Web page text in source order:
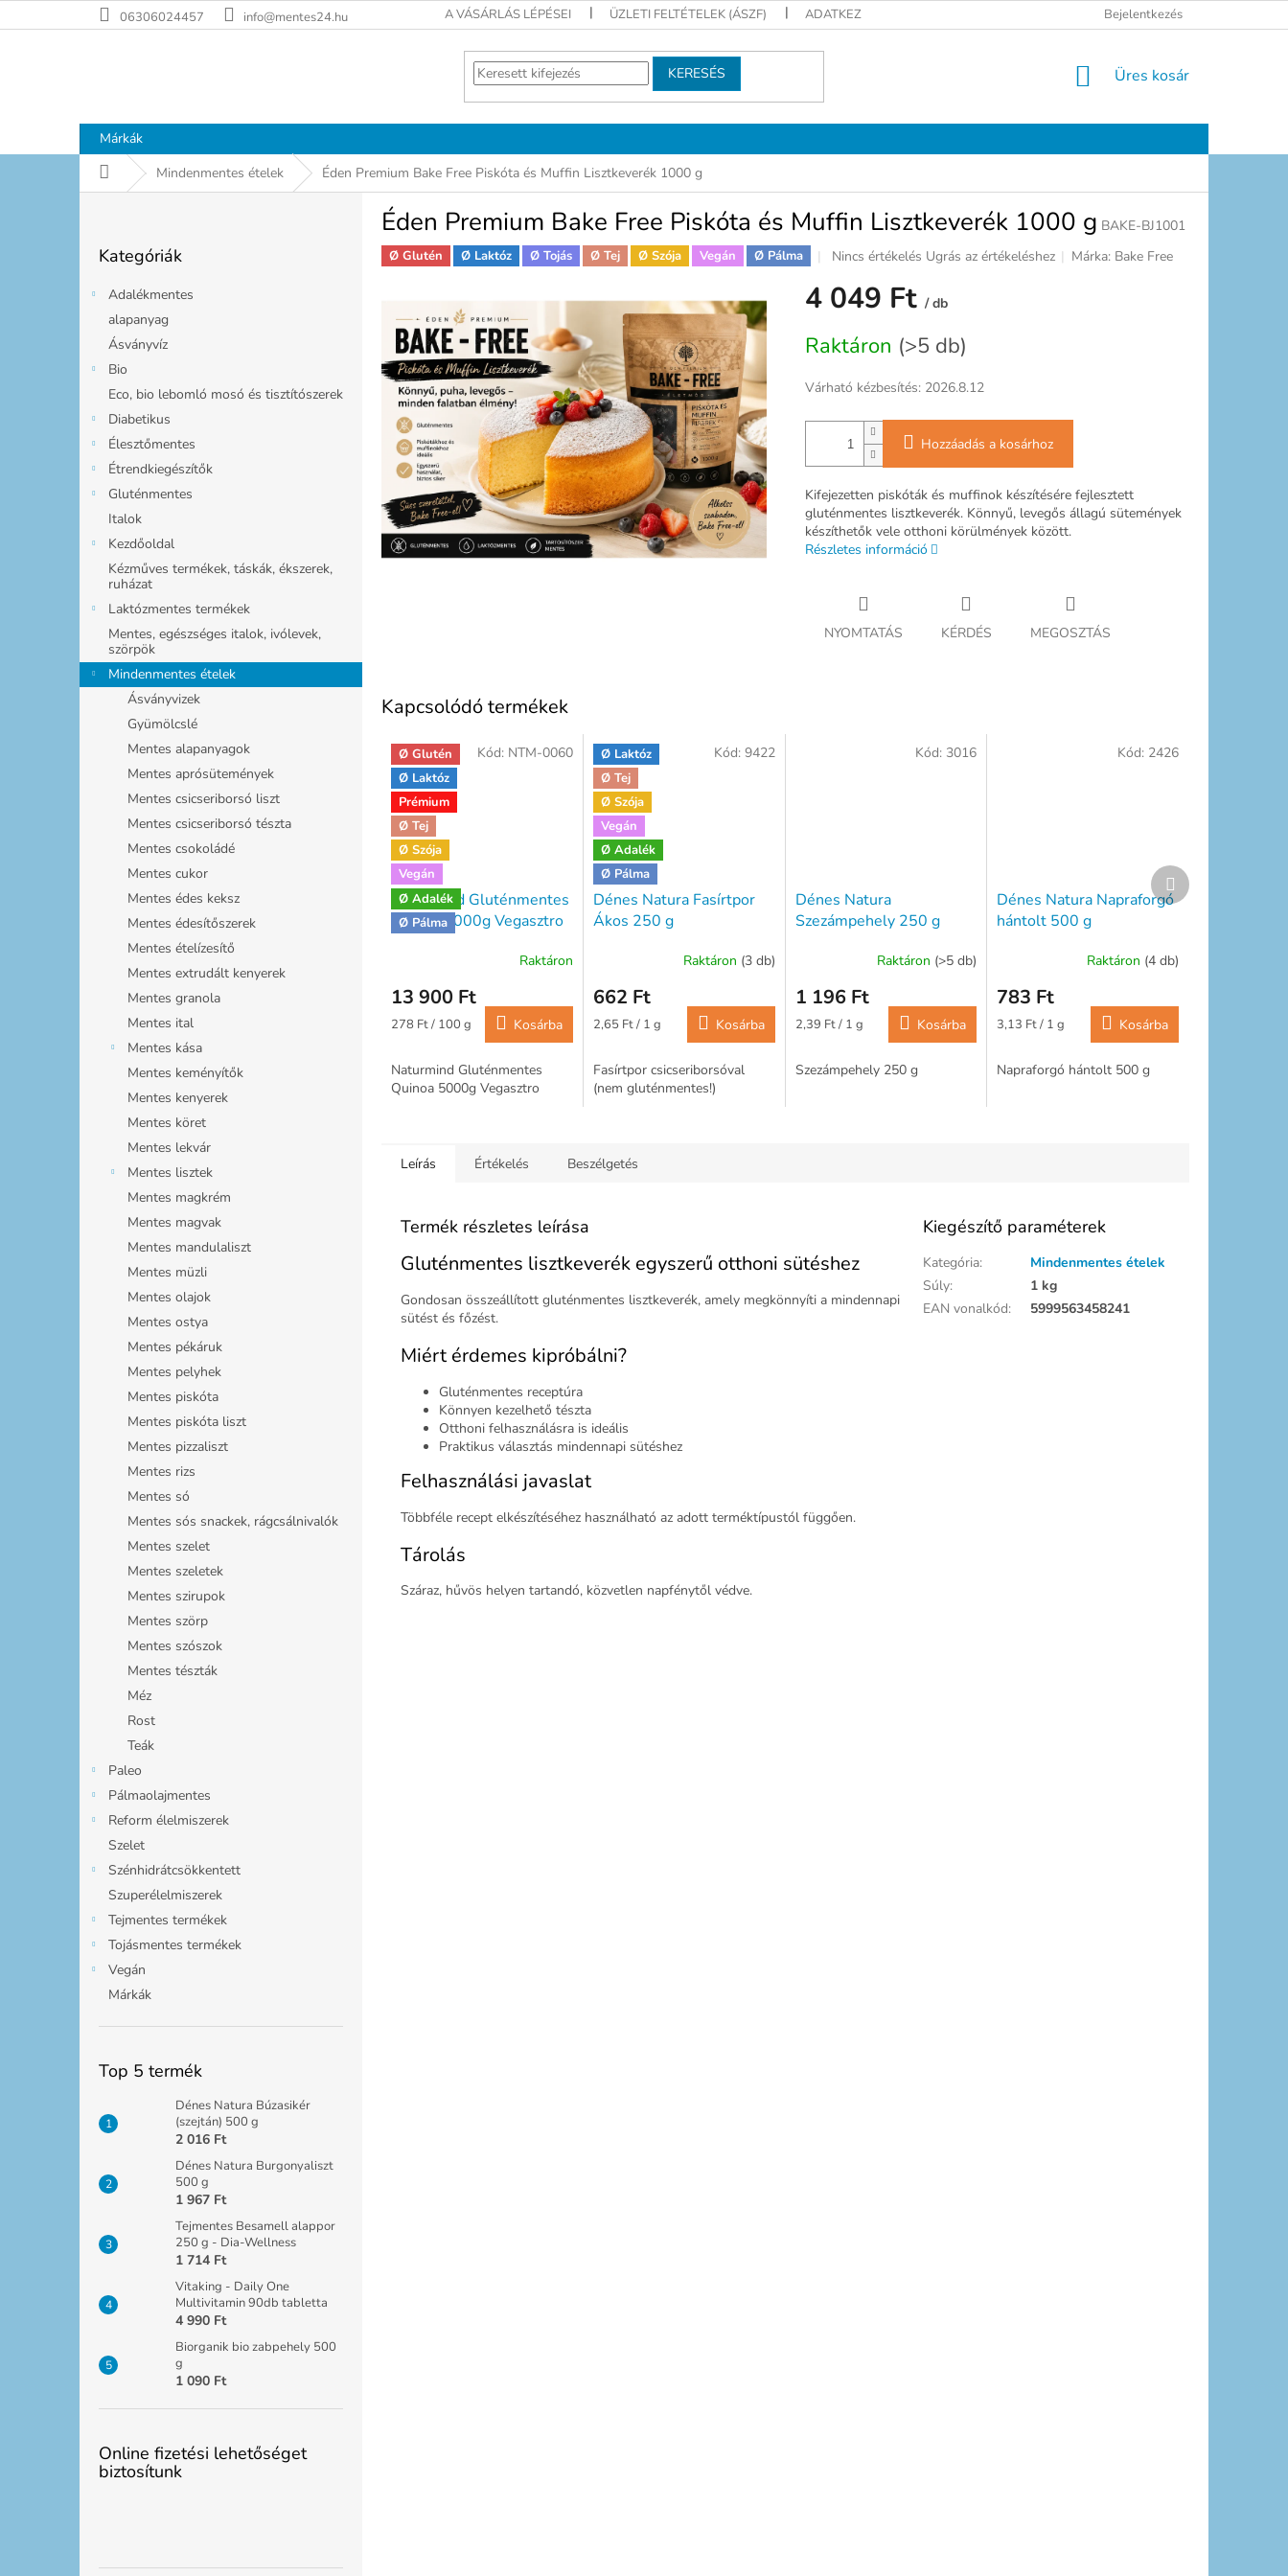
a
06306024457 info@mentes24.hu A VÁSÁRLÁS LÉPÉSEI ÜZLETI FELTÉTELEK (ÁSZF) ADATKEZELÉSI TÁJÉKOZTATÓ JOGI NYILATKOZAT ELÉRHETŐSÉGEK
Bejelentkezés
KERESÉS KOSÁR
Üres kosár
Márkák
KezdőlapMindenmentes ételek Éden Premium Bake Free Piskóta és Muffin Lisztkeverék 1000 g
átugrása
Kategóriák
Adalékmentes
alapanyag
Ásványvíz
Bio
Eco, bio lebomló mosó és tisztítószerek
Diabetikus
Élesztőmentes
Étrendkiegészítők
Gluténmentes
Italok
Kezdőoldal
Kézműves termékek, táskák, ékszerek,
ruházat
Laktózmentes termékek
Mentes, egészséges italok, ivólevek,
szörpök
Mindenmentes ételek
Ásványvizek
Gyümölcslé
Mentes alapanyagok
Mentes aprósütemények
Mentes csicseriborsó liszt
Mentes csicseriborsó tészta
Mentes csokoládé
Mentes cukor
Mentes édes keksz
Mentes édesítőszerek
Mentes ételízesítő
Mentes extrudált kenyerek
Mentes granola
Mentes ital
Mentes kása
Mentes keményítők
Mentes kenyerek
Mentes köret
Mentes lekvár
Mentes lisztek
Mentes magkrém
Mentes magvak
Mentes mandulaliszt
Mentes müzli
Mentes olajok
Mentes ostya
Mentes pékáruk
Mentes pelyhek
Mentes piskóta
Mentes piskóta liszt
Mentes pizzaliszt
Mentes rizs
Mentes só
Mentes sós snackek, rágcsálnivalók
Mentes szelet
Mentes szeletek
Mentes szirupok
Mentes szörp
Mentes szószok
Mentes tészták
Méz
Rost
Teák
Paleo
Pálmaolajmentes
Reform élelmiszerek
Szelet
Szénhidrátcsökkentett
Szuperélelmiszerek
Tejmentes termékek
Tojásmentes termékek
Vegán
Márkák
Top 5 termék
Dénes Natura Búzasikér
(szejtán) 500 g
2 016 Ft
Dénes Natura Burgonyaliszt
500 g
1 967 Ft
Tejmentes Besamell alappor
250 g - Dia-Wellness
1 714 Ft
Vitaking - Daily One
Multivitamin 90db tabletta
4 990 Ft
Biorganik bio zabpehely 500
g
1 090 Ft
Online fizetési lehetőséget
biztosítunk
Éden Premium Bake Free Piskóta és Muffin Lisztkeverék 1000 g BAKE-BJ1001
Ø Glutén Ø Laktóz Ø Tojás Ø Tej Ø Szója Vegán Ø Pálma
A
átlagos
értékelése
ből
csillag.
Nincs értékelés Ugrás az értékeléshez Márka: Bake Free
4 049 Ft / db
Raktáron (>5 db)
Várható kézbesítés: 2026.8.12
Hozzáadás a kosárhoz
Kifejezetten piskóták és muffinok készítésére fejlesztett
gluténmentes lisztkeverék. Könnyű, levegős állagú sütemények
készíthetők vele otthoni körülmények között.
Részletes információ
NYOMTATÁS KÉRDÉS MEGOSZTÁS
Kapcsolódó termékek
Ø Glutén
Ø Laktóz
Prémium
Ø Tej
Ø Szója
Vegán
Ø Adalék
Ø Pálma
Naturmind Gluténmentes
Quinoa 5000g Vegasztro
Raktáron
13 900 Ft
Egységár:
278 Ft / 100 g Kosárba
Naturmind Gluténmentes
Quinoa 5000g Vegasztro
Kód: NTM-0060
Ø Laktóz
Ø Tej
Ø Szója
Vegán
Ø Adalék
Ø Pálma
Dénes Natura Fasírtpor
Ákos 250 g
Raktáron (3 db)
662 Ft
Egységár:
2,65 Ft / 1 g Kosárba
Fasírtpor csicseriborsóval
(nem gluténmentes!)
Kód: 9422
Dénes Natura
Szezámpehely 250 g
Raktáron (>5 db)
1 196 Ft
Egységár:
2,39 Ft / 1 g Kosárba
Szezámpehely 250 g
Kód: 3016
Dénes Natura Napraforgó
hántolt 500 g
Raktáron (4 db)
783 Ft
Egységár:
3,13 Ft / 1 g Kosárba
Napraforgó hántolt 500 g
Kód: 2426
Következő
termék
Leírás Értékelés Beszélgetés
Termék részletes leírása
Gluténmentes lisztkeverék egyszerű otthoni sütéshez
Gondosan összeállított gluténmentes lisztkeverék, amely megkönnyíti a mindennapi
sütést és főzést.
Miért érdemes kipróbálni?
Gluténmentes receptúra
Könnyen kezelhető tészta
Otthoni felhasználásra is ideális
Praktikus választás mindennapi sütéshez
Felhasználási javaslat
Többféle recept elkészítéséhez használható az adott terméktípustól függően.
Tárolás
Száraz, hűvös helyen tartandó, közvetlen napfénytől védve.
Kiegészítő paraméterek
Kategória:
Mindenmentes ételek
Súly:
1 kg
EAN vonalkód: 5999563458241